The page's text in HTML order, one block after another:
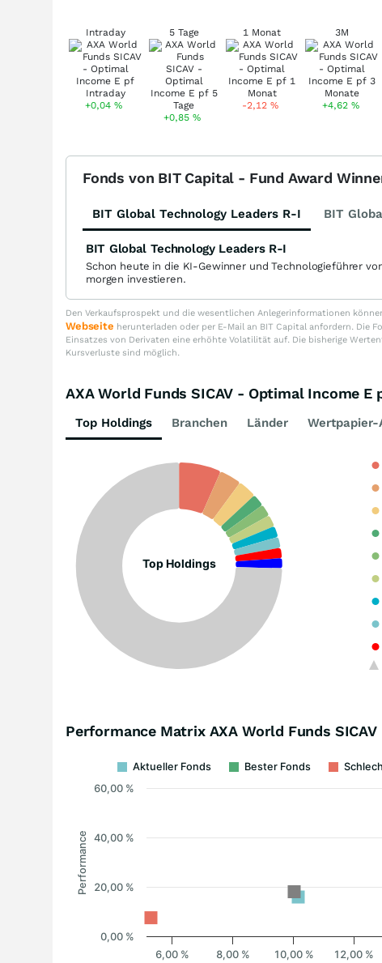
Intraday
+0,04%
5 Tage
+0,85%
1 Monat
-2,12%
3M
+4,62 %
Fonds von BIT Capital - Fund Award
BIT Global Technology Leaders R-I BIT
BIT Global Technology Leaders R-I
Schon heute in die KI-Gewinner und Technologieführer
morgen investieren.
Den Verkaufsprospekt und die wesentlichen Anlegerinformationen
Webseite herunterladen oder per E-Mail an BIT Capital anfordern. Die
Einsatzes von Derivaten eine erhöhte Volatilität auf. Die bisherige
Kursverluste sind möglich.
AXA World Funds SICAV - Optimal Income E
Top Holdings Branchen Länder Wertpapier-
Top Holdings
Performance Matrix AXA World Funds
Performance
Aktueller Fonds Bester Fonds
6,00 % 8,00 % 10,00 % 12,00 %
0,00 %
20,00 %
40,00 %
60,00 %